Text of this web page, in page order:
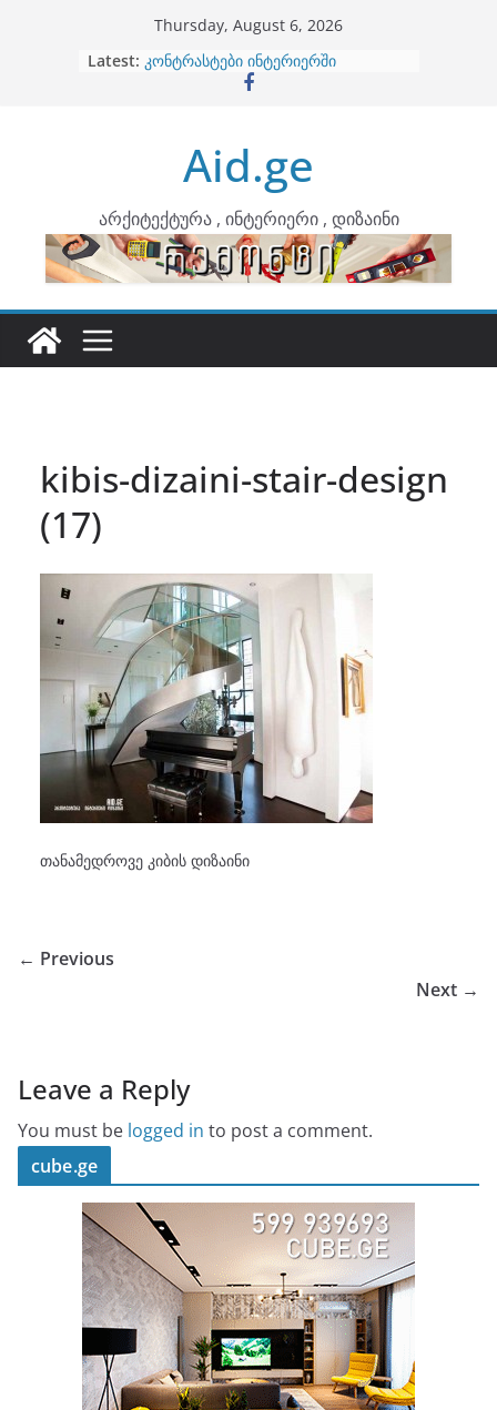
Thursday, August 6, 2026
Latest: ბინების გაერთიანება
კონტრასტები ინტერიერში
ინტერიერის დიზიანი
არტემიდი წარმოგიდგენთ
Aid.ge
არქიტექტურა , ინტერიერი , დიზაინი
kibis-dizaini-stair-design
(17)
თანამედროვე კიბის დიზაინი
← Previous
Next →
Leave a Reply
You must be logged in to post a comment.
cube.ge